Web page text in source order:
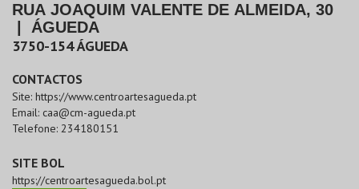
RUA JOAQUIM VALENTE DE ALMEIDA, 30
ÁGUEDA
3750-154ÁGUEDA
CONTACTOS
Site: https://www.centroartesagueda.pt
Email: caa@cm-agueda.pt
Telefone: 234180151
SITE BOL
https://centroartesagueda.bol.pt